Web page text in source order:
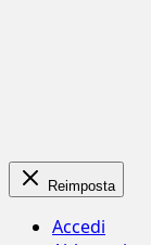
Reimposta
Accedi